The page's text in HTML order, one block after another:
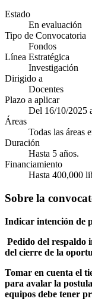
Estado
En evaluación
Tipo de Convocatoria
Fondos
Línea Estratégica
Investigación
Dirigido a
Docentes
Plazo a aplicar
Del 16/10/2025
Áreas
Todas las áreas
Duración
Hasta 5 años.
Financiamiento
Hasta 400,000
Sobre la
Indicar intención de
Pedido del respaldo
del cierre de la
Tomar en cuenta el
para avalar la
equipos debe tener